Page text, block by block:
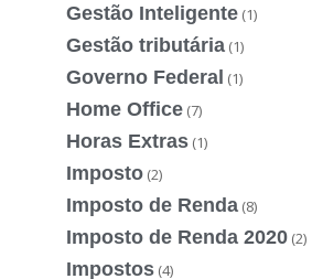
Gestão Inteligente (1)
Gestão tributária (1)
Governo Federal (1)
Home Office (7)
Horas Extras (1)
Imposto (2)
Imposto de Renda (8)
Imposto de Renda 2020 (2)
Impostos (4)